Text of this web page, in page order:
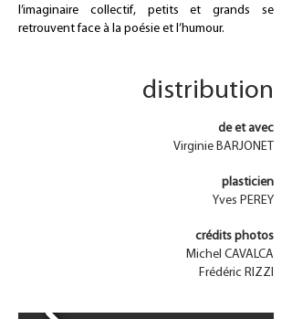
l’imaginaire collectif, petits et grands se
retrouvent face à la poésie et l’humour.
distribution
de et avec
Virginie BARJONET
plasticien
Yves PEREY
crédits photos
Michel CAVALCA
Frédéric RIZZI